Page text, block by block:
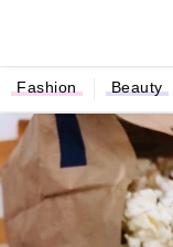
Fashion Beauty